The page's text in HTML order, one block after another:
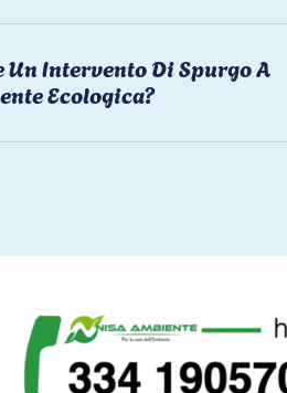
Un Intervento Di Spurgo A
Ecologica?